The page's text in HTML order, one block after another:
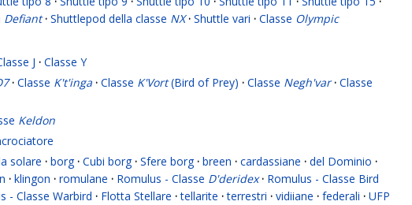
Defiant · Shuttlepod della classe NX · Shuttle vari · Classe Olympic
J · Classe Y
· Classe K't'inga · Classe K'Vort(Bird of Prey) · Classe Negh'var · Classe
Keldon
solare · borg · Cubi borg · Sfere borg · breen · cardassiane · del Dominio ·
· klingon · romulane · Romulus - Classe D'deridex · Romulus - Classe Bird
- Classe Warbird · Flotta Stellare · tellarite · terrestri · vidiiane · federali · UFP